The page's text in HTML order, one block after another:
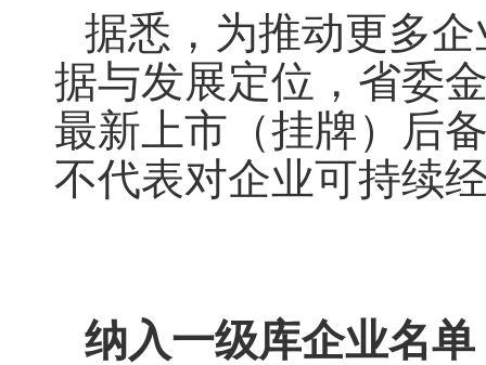
据悉，为推动更多
据与发展定位，省委
最新上市（挂牌）后
不代表对企业可持续
纳入一级库企业名单